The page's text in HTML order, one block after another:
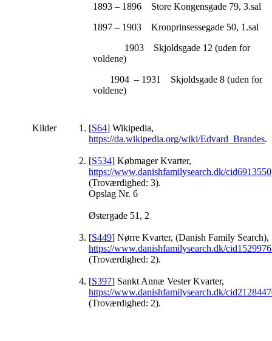
1893 – 1896 Store Kongensgade 79, 3.sal
1897 – 1903 Kronprinsessegade 50, 1.sal
1903 Skjoldsgade 12 (uden for
voldene)
1904 – 1931 Skjoldsgade 8 (uden for
voldene)
Kilder [S64] Wikipedia,
https://da.wikipedia.org/wiki/Edvard_Brandes.
[S534] Købmager Kvarter,
https://www.danishfamilysearch.dk/cid6913550
(Troværdighed: 3).
Opslag Nr. 6
Østergade 51, 2
[S449] Nørre Kvarter, (Danish Family Search),
https://www.danishfamilysearch.dk/
(Troværdighed: 2).
[S397] Sankt Annæ Vester Kvarter,
https://www.danishfamilysearch.dk/
(Troværdighed: 2).